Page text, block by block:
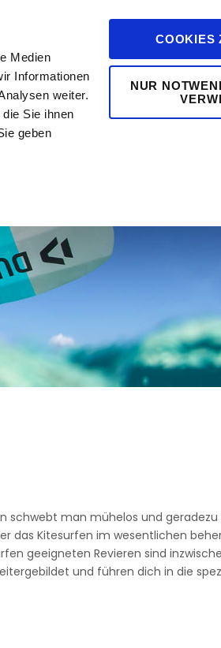
Medien
Informationen
weiter.
Sie ihnen
geben
COOKIES
NUR
schwebt man mühelos und geradezu
das Kitesurfen im wesentlichen
geeigneten Revieren sind
und führen dich in die